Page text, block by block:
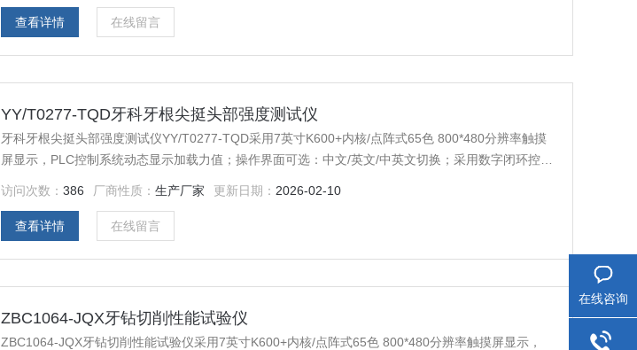
查看详情 在线留言
YY/T0277-TQD牙科牙根尖挺头部强度测试仪
牙科牙根尖挺头部强度测试仪YY/T0277-TQD采用7英寸K600+内核/点阵式65色 800*480分辨率触摸
屏显示，PLC控制系统动态显示加载力值；操作界面可选：中文/英文/中英文切换；采用数字闭环控
访问次数：386 厂商性质：生产厂家 更新日期： 2026-02-10
查看详情 在线留言
ZBC1064-JQX牙钻切削性能试验仪
ZBC1064-JQX牙钻切削性能试验仪采用7英寸K600+内核/点阵式65色 800*480分辨率触摸屏显示，
在线咨询